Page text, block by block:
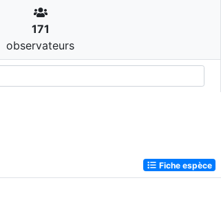
171
observateurs
Fiche espèce